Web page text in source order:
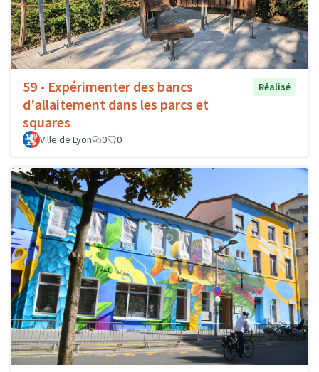
59 - Expérimenter des bancs
d'allaitement dans les parcs et
squares
Réalisé
Ville de Lyon 0 0